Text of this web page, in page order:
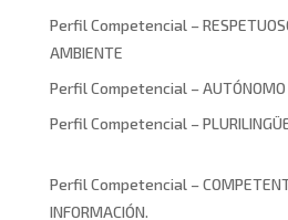
Perfil Competencial –
AMBIENTE
Perfil Competencial – AUTÓNOMO
Perfil Competencial –
Perfil Competencial –
INFORMACIÓN.